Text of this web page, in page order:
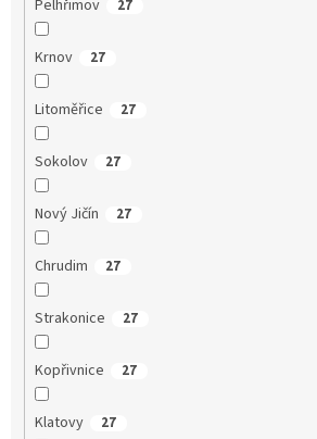
Pelhřimov 27
Krnov 27
Litoměřice 27
Sokolov 27
Nový Jičín 27
Chrudim 27
Strakonice 27
Kopřivnice 27
Klatovy 27